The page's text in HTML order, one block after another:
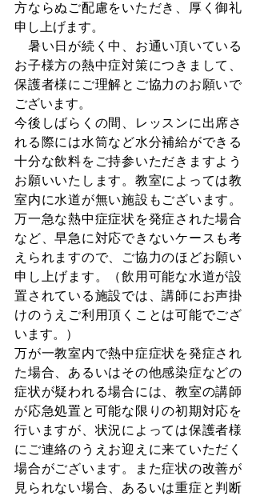
方ならぬご配慮をいただき、厚く御礼
申し上げます。
暑い日が続く中、お通い頂いている
お子様方の熱中症対策につきまして、
保護者様にご理解とご協力のお願いで
ございます。
今後しばらくの間、レッスンに出席さ
れる際には水筒など水分補給ができる
十分な飲料をご持参いただきますよう
お願いいたします。教室によっては教
室内に水道が無い施設もございます。
万一急な熱中症症状を発症された場合
など、早急に対応できないケースも考
えられますので、ご協力のほどお願い
申し上げます。（飲用可能な水道が設
置されている施設では、講師にお声掛
けのうえご利用頂くことは可能でござ
います。）
万が一教室内で熱中症症状を発症され
た場合、あるいはその他感染症などの
症状が疑われる場合には、教室の講師
が応急処置と可能な限りの初期対応を
行いますが、状況によっては保護者様
にご連絡のうえお迎えに来ていただく
場合がございます。また症状の改善が
見られない場合、あるいは重症と判断